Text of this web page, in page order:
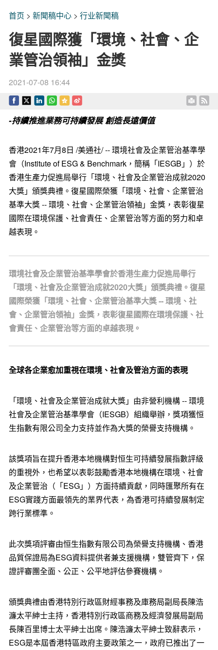
首页 > 新聞稿中心> 行业新聞稿
復星國際獲「環境、社會、企
業管治領袖」金獎
2021-07-08 16:44
-持續推進業務可持續發展 創造長遠價值
香港2021年7月8日 /美通社/ -- 環境社會及企業管治基準學
會（Institute of ESG & Benchmark， 簡稱「IESGB」 ） 於
香港生產力促進局舉行「環境、社會及企業管治成就2020
大獎」頒獎典禮。復星國際榮獲「環境、社會、企業管治
基準大獎--環境、社會、企業管治領袖」金獎，表彰復星
國際在環境保護、社會責任、企業管治等方面的努力和卓
越表現。
環境社會及企業管治基準學會於香港生產力促進局舉行
「環境、社會及企業管治成就2020大獎」頒獎典禮。復星
國際榮獲「環境、社會、企業管治基準大獎 -- 環境、社
會、企業管治領袖」金獎，表彰復星國際在環境保護、社
會責任、企業管治等方面的卓越表現。
全球各企業愈加重視在環境、社會及管治方面的表現
「環境、社會及企業管治成就大獎」由非營利機構--環境
社會及企業管治基準學會（IESGB） 組織舉辦，獎項獲恒
生指數有限公司全力支持並作為大獎的榮譽支持機構。
該獎項旨在提升香港本地機構對恒生可持續發展指數評級
的重視外，也希望以表彰鼓勵香港本地機構在環境、社會
及企業管治 （ 「ESG」 ） 方面持續貢獻，同時匯聚所有在
ESG實踐方面最領先的業界代表，為香港可持續發展制定
跨行業標準。
此次獎項評審由恒生指數有限公司為榮譽支持機構、香港
品質保證局為ESG資料提供者兼支援機構，雙管齊下，保
證評審團全面、公正、公平地評估參賽機構。
頒獎典禮由香港特別行政區財經事務及庫務局副局長陳浩
濂太平紳士主持，香港特別行政區商務及經濟發展局副局
長陳百里博士太平紳士出席。陳浩濂太平紳士致辭表示，
ESG是本屆香港特區政府主要政策之一，政府已推出了一